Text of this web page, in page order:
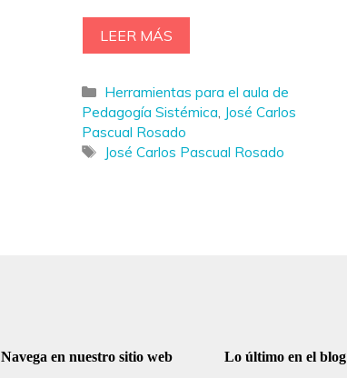
LEER MÁS
Categorías
Herramientas para el aula de
Pedagogía Sistémica José Carlos
Pascual Rosado
Etiquetas
José Carlos Pascual Rosado
Navega en nuestro sitio web Lo último en el blog